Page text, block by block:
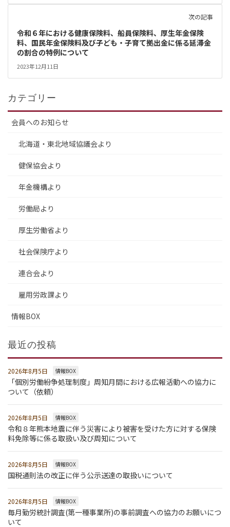
次の記事
令和６年における健康保険料、船員保険料、厚生年金保険
料、国民年金保険料及び子ども・子育て拠出金に係る延滞金
の割合の特例について
2023年12月11日
カテゴリー
会員へのお知らせ
北海道・東北地域協議会より
健保協会より
年金機構より
労働局より
厚生労働省より
社会保険庁より
連合会より
雇用労政課より
情報BOX
最近の投稿
2026年8月5日 情報BOX
「個別労働紛争処理制度」周知月間における広報活動への協力に
ついて（依頼）
2026年8月5日 情報BOX
令和８年熊本地震に伴う災害により被害を受けた方に対する保険
料免除等に係る取扱い及び周知について
2026年8月5日 情報BOX
国税通則法の改正に伴う公示送達の取扱いについて
2026年8月5日 情報BOX
毎月勤労統計調査(第一種事業所)の事前調査への協力のお願いにつ
いて